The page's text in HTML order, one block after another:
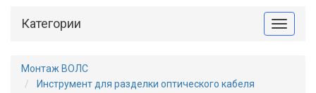
Toggle
Категории
Монтаж ВОЛС
Инструмент для разделки оптического кабеля